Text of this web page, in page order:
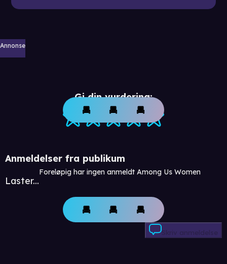
Annonse
Gi din vurdering:
Anmeldelser fra publikum
Laster...
Foreløpig har ingen anmeldt Among Us Women
Skriv anmeldelse